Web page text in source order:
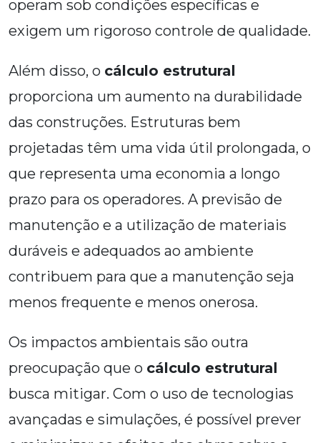
operam sob condições específicas e
exigem um rigoroso controle de qualidade.
Além disso, o cálculo estrutural
proporciona um aumento na durabilidade
das construções. Estruturas bem
projetadas têm uma vida útil prolongada, o
que representa uma economia a longo
prazo para os operadores. A previsão de
manutenção e a utilização de materiais
duráveis e adequados ao ambiente
contribuem para que a manutenção seja
menos frequente e menos onerosa.
Os impactos ambientais são outra
preocupação que o cálculo estrutural
busca mitigar. Com o uso de tecnologias
avançadas e simulações, é possível prever